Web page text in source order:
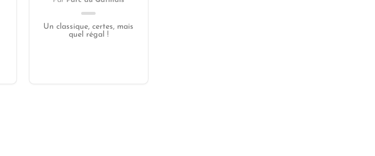
Un classique, certes, mais
quel régal !